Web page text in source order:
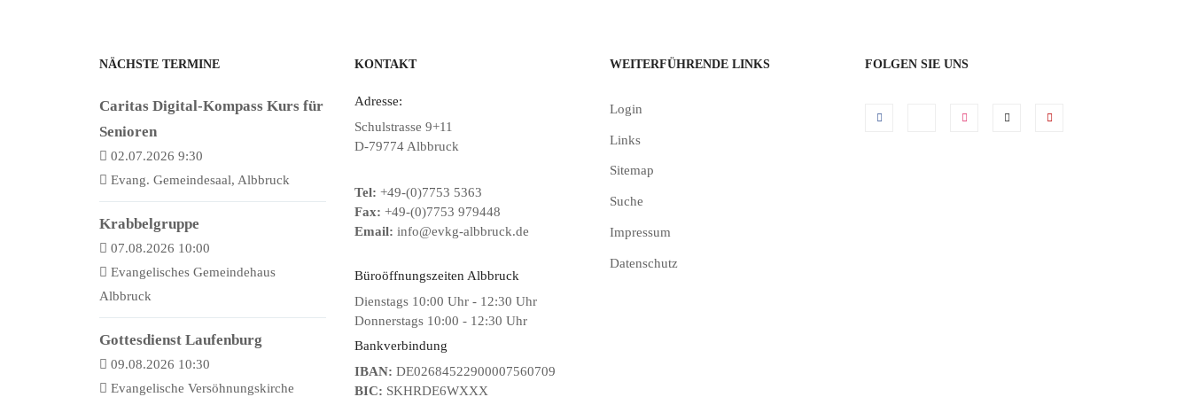
NÄCHSTE TERMINE
Caritas Digital-Kompass Kurs für
Senioren
02.07.2026 9:30
Evang. Gemeindesaal, Albbruck
Krabbelgruppe
07.08.2026 10:00
Evangelisches Gemeindehaus
Albbruck
Gottesdienst Laufenburg
09.08.2026 10:30
Evangelische Versöhnungskirche
KONTAKT
Adresse:
Schulstrasse 9+11
D-79774 Albbruck
Tel: +49-(0)7753 5363
Fax: +49-(0)7753 979448
Email: info@evkg-albbruck.de
Büroöffnungszeiten Albbruck
Dienstags 10:00 Uhr - 12:30 Uhr
Donnerstags 10:00 - 12:30 Uhr
Bankverbindung
IBAN: DE02684522900007560709
BIC: SKHRDE6WXXX
WEITERFÜHRENDE LINKS
Login
Links
Sitemap
Suche
Impressum
Datenschutz
FOLGEN SIE UNS